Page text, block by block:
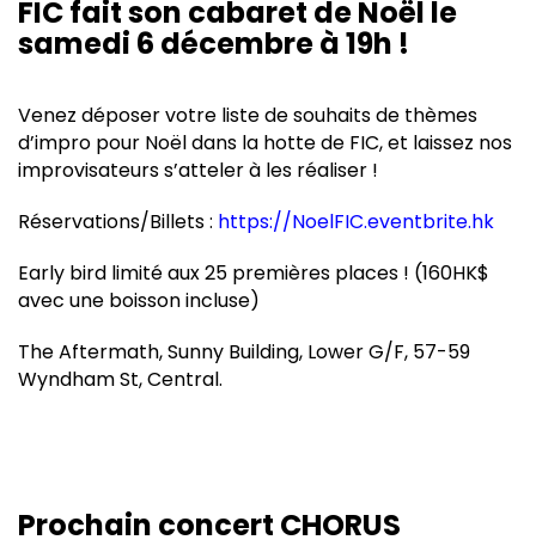
FIC fait son cabaret de Noël le
samedi 6 décembre à 19h !
Venez déposer votre liste de souhaits de thèmes
d’impro pour Noël dans la hotte de FIC, et laissez nos
improvisateurs s’atteler à les réaliser !
Réservations/Billets : https://NoelFIC.eventbrite.hk
Early bird limité aux 25 premières places ! (160HK$
avec une boisson incluse)
The Aftermath, Sunny Building, Lower G/F, 57-59
Wyndham St, Central.
Prochain concert CHORUS